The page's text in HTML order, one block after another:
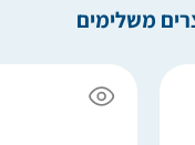
משלימים